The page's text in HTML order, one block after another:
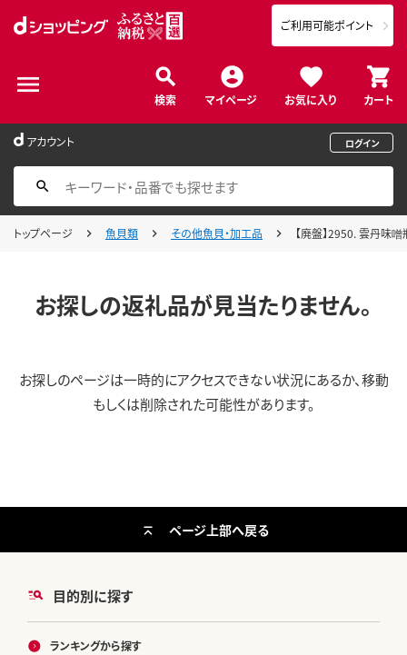
検索 マイページ お気に入り カート
ご利用可能ポイント
アカウント ログイン
トップページ 魚貝類 その他魚貝・加工品 【廃盤】2950. 雲丹味
お探しの返礼品が見当たりません。
お探しのページは一時的にアクセスできない状況にあるか、移動
もしくは削除された可能性があります。
目的別に探す
ランキングから探す
ページ上部へ戻る